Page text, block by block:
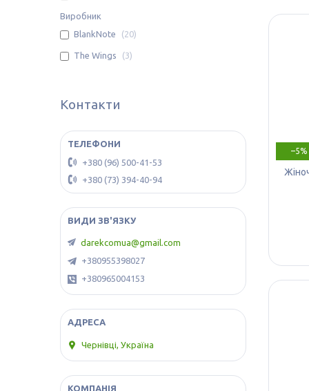
–5%
Виробник
BlankNote
20
The Wings 3
Контакти
+380 (96) 500-41-53
+380 (73) 394-40-94
darekcomua@gmail.com
+380955398027
+380965004153
Чернівці, Україна